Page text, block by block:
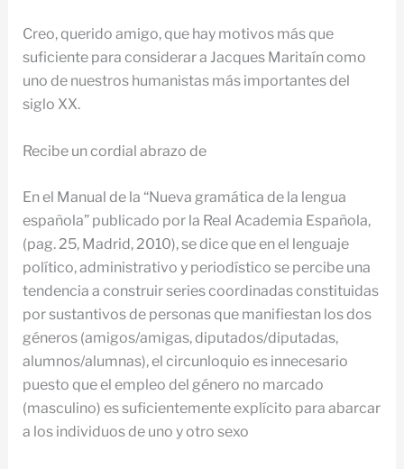
Creo, querido amigo, que hay motivos más que
suficiente para considerar a Jacques Maritaín como
uno de nuestros humanistas más importantes del
siglo XX.
Recibe un cordial abrazo de
En el Manual de la “Nueva gramática de la lengua
española” publicado por la Real Academia Española,
(pag. 25, Madrid, 2010), se dice que en el lenguaje
político, administrativo y periodístico se percibe una
tendencia a construir series coordinadas constituidas
por sustantivos de personas que manifiestan los dos
géneros (amigos/amigas, diputados/diputadas,
alumnos/alumnas), el circunloquio es innecesario
puesto que el empleo del género no marcado
(masculino) es suficientemente explícito para abarcar
a los individuos de uno y otro sexo